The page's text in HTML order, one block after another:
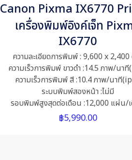
Your
Canon Pixma IX6770
เครื่องพิมพ์อิงค์เจ็ท
IX6770
ความละเอียดการพิมพ์ : 9,600 x
ความเร็วการพิมพ์ ขาวดำ :14.5 ภาพ/นา
ความเร็วการพิมพ์ สี :10.4 ภาพ/นาที
ระบบพิมพ์สองหน้า :ไม่มี
รอบพิมพ์สูงสุดต่อเดือน :12,000 แผ่น/
฿5,990.00